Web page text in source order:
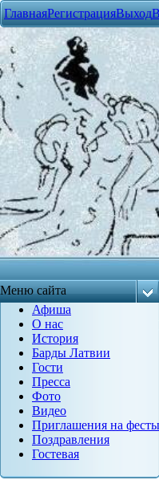
ГлавнаяРегистрацияВыход
Меню сайта
Афиша
О нас
История
Барды Латвии
Гости
Пресса
Фото
Видео
Приглашения на фесты
Поздравления
Гостевая